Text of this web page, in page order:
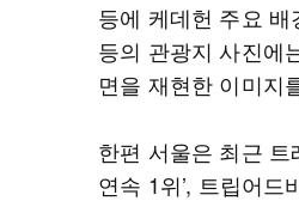
등에 케데헌 주요
등의 관광지 사진에
면을 재현한 이미지
한편 서울은 최근 트
연속 1위’, 트립어드